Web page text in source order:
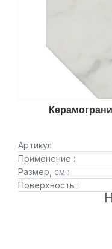
Артикул
Применение :
Размер, см :
Поверхность :